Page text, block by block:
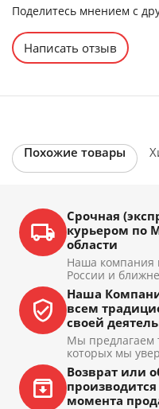
Поделитесь мнением с
Написать отзыв
Похожие товары
Срочная
курьером по
области
Наша компания
России и
Наша
всем
своей
Мы предлагаем
которых мы
Возврат или
момента